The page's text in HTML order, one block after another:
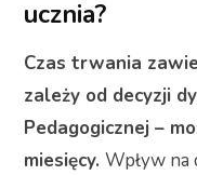
ucznia?
Czas trwania
zależy od decyzji
Pedagogicznej –
miesięcy. Wpływ na